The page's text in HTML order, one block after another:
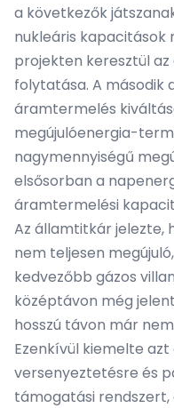
a következők
nukleáris kapacitások
projekten keresztül
folytatása. A második
áramtermelés
megújulóenergia-
nagymennyiségű
elsősorban a
áramtermelési
Az államtitkár jelezte,
nem teljesen
kedvezőbb gázos
középtávon még
hosszú távon már
Ezenkívül kiemelte
versenyeztetésre és
támogatási